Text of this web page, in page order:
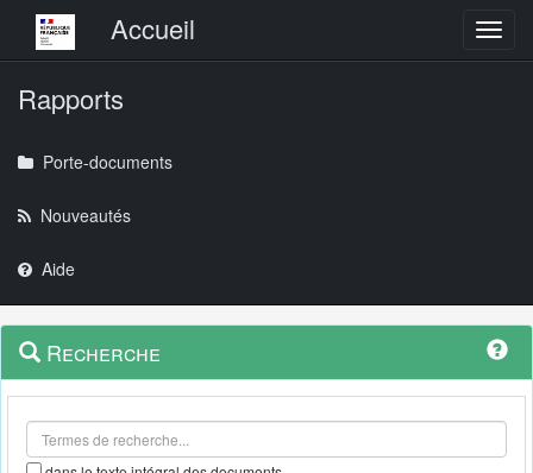
Menu principalAccueil
Rapports
Porte-documents
Nouveautés
Aide
Navigation
outils
Menu
contextuel
Recherche